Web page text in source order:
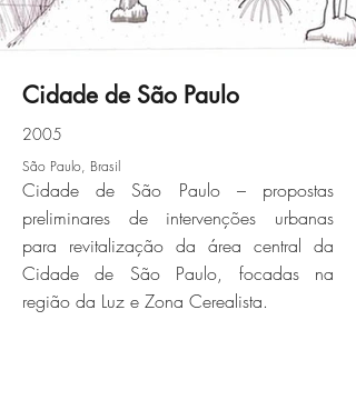
Click here
Cidade de São Paulo
2005
São Paulo, Brasil
Cidade de São Paulo – propostas
preliminares de intervenções urbanas
para revitalização da área central da
Cidade de São Paulo, focadas na
região da Luz e Zona Cerealista.